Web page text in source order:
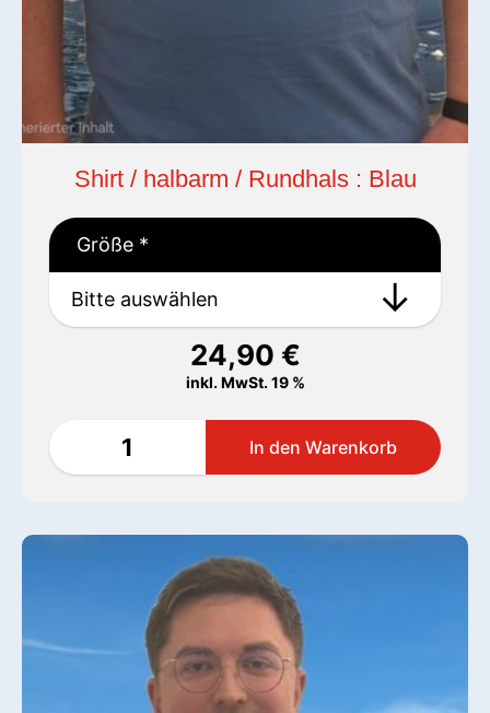
Shirt / halbarm / Rundhals : Blau
24,90 €
inkl. MwSt. 19 %
Größe *